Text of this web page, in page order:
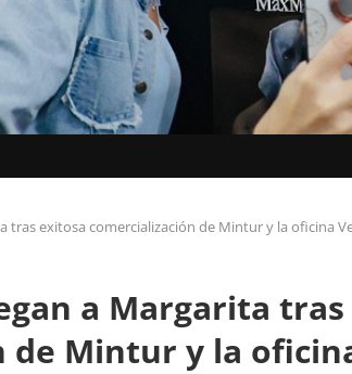
tras exitosa comercialización de Mintur y la oficina
a Margarita
de Mintur y la